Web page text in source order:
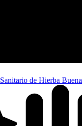
de Hierba Buena